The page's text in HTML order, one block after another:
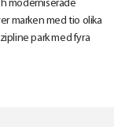
moderniserade
marken med tio olika
park med fyra
finns alltid med på